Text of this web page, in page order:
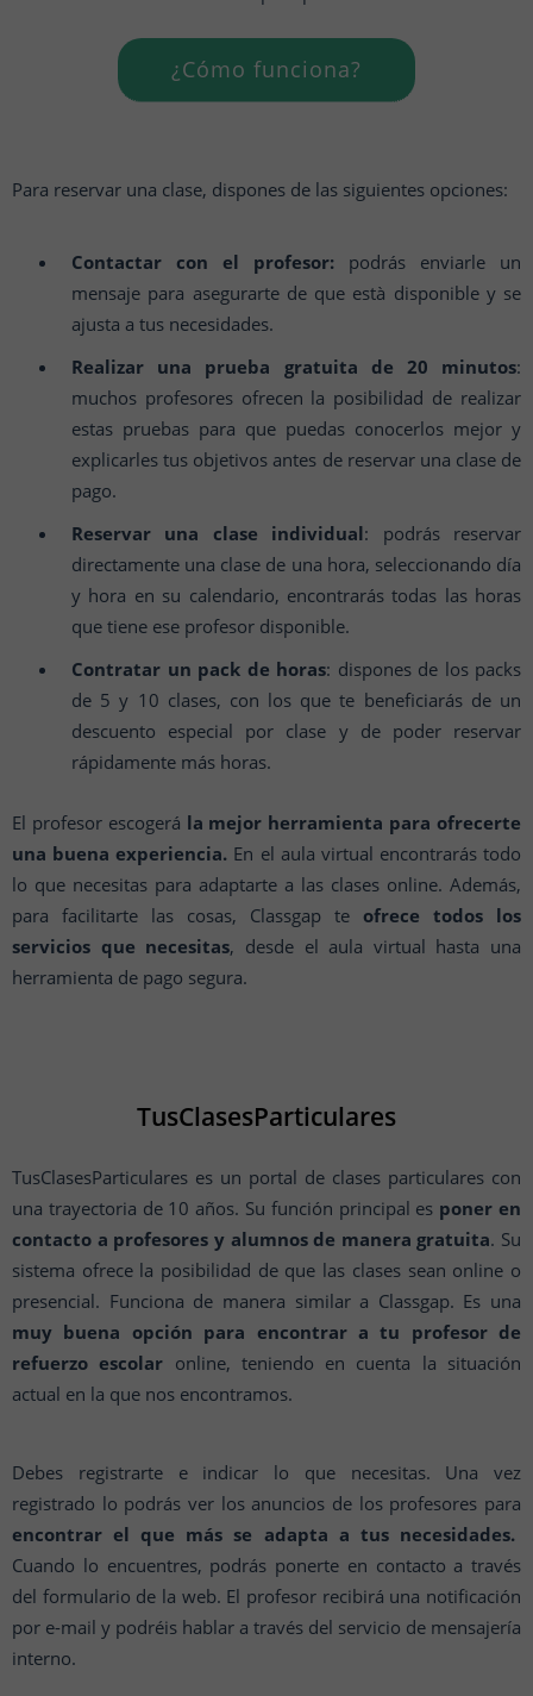
¿Cómo funciona?
Para reservar una clase, dispones de las siguientes opciones:
Contactar con el profesor: podrás enviarle un
mensaje para asegurarte de que està disponible y se
ajusta a tus necesidades.
Realizar una prueba gratuita de 20 minutos:
muchos profesores ofrecen la posibilidad de realizar
estas pruebas para que puedas conocerlos mejor y
explicarles tus objetivos antes de reservar una clase de
pago.
Reservar una clase individual: podrás reservar
directamente una clase de una hora, seleccionando día
y hora en su calendario, encontrarás todas las horas
que tiene ese profesor disponible.
Contratar un pack de horas: dispones de los packs
de 5 y 10 clases, con los que te beneficiarás de un
descuento especial por clase y de poder reservar
rápidamente más horas.
El profesor escogerá la mejor herramienta para ofrecerte
una buena experiencia. En el aula virtual encontrarás todo
lo que necesitas para adaptarte a las clases online. Además,
para facilitarte las cosas, Classgap te ofrece todos los
servicios que necesitas, desde el aula virtual hasta una
herramienta de pago segura.
TusClasesParticulares
TusClasesParticulares es un portal de clases particulares con
una trayectoria de 10 años. Su función principal es poner en
contacto a profesores y alumnos de manera gratuita. Su
sistema ofrece la posibilidad de que las clases sean online o
presencial. Funciona de manera similar a Classgap. Es una
muy buena opción para encontrar a tu profesor de
refuerzo escolar online, teniendo en cuenta la situación
actual en la que nos encontramos.
Debes registrarte e indicar lo que necesitas. Una vez
registrado lo podrás ver los anuncios de los profesores para
encontrar el que más se adapta a tus necesidades.
Cuando lo encuentres, podrás ponerte en contacto a través
del formulario de la web. El profesor recibirá una notificación
por e-mail y podréis hablar a través del servicio de mensajería
interno.